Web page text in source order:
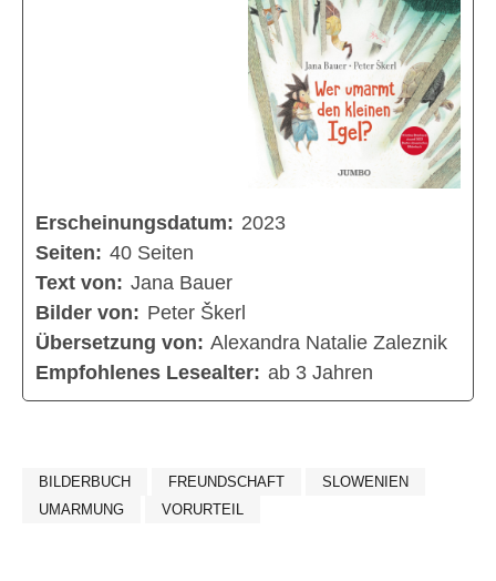
Erscheinungsdatum: 2023
Seiten: 40 Seiten
Text von: Jana Bauer
Bilder von: Peter Škerl
Übersetzung von: Alexandra Natalie Zaleznik
Empfohlenes Lesealter: ab 3 Jahren
BILDERBUCH FREUNDSCHAFT
SLOWENIEN
UMARMUNG
VORURTEIL